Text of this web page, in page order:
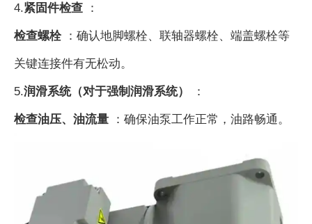
4.紧固件检查：
检查螺栓：确认地脚螺栓、联轴器螺栓、端盖螺栓等
关键连接件有无松动。
5.润滑系统（对于强制润滑系统） ：
检查油压、油流量：确保油泵工作正常，油路畅通。